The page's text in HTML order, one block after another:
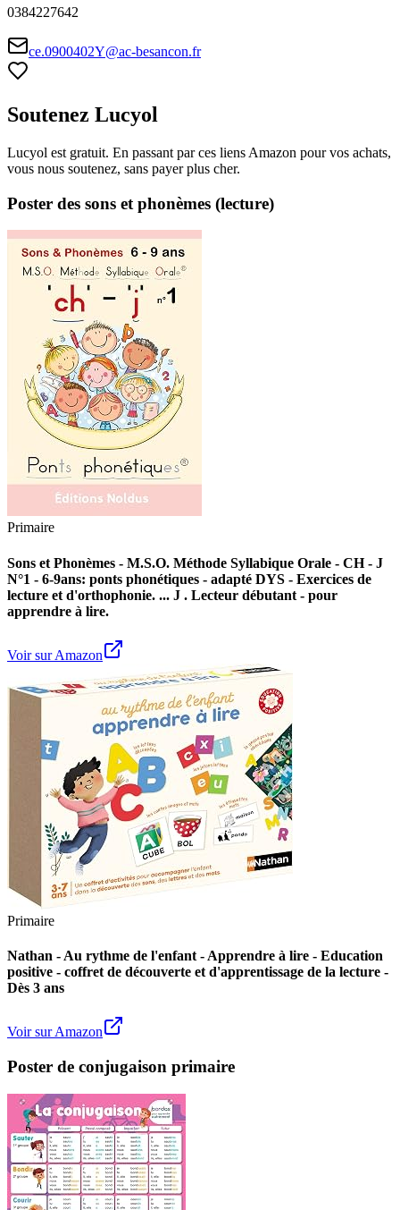
0384227642
ce.0900402Y@ac-besancon.fr
Soutenez Lucyol
Lucyol est gratuit. En passant par ces liens Amazon pour vos achats,
vous nous soutenez, sans payer plus cher.
Poster des sons et phonèmes (lecture)
Primaire
Sons et Phonèmes - M.S.O. Méthode Syllabique Orale - CH - J
N°1 - 6-9ans: ponts phonétiques - adapté DYS - Exercices de
lecture et d'orthophonie. ... J . Lecteur débutant - pour
apprendre à lire.
Voir sur Amazon
Primaire
Nathan - Au rythme de l'enfant - Apprendre à lire - Education
positive - coffret de découverte et d'apprentissage de la lecture -
Dès 3 ans
Voir sur Amazon
Poster de conjugaison primaire